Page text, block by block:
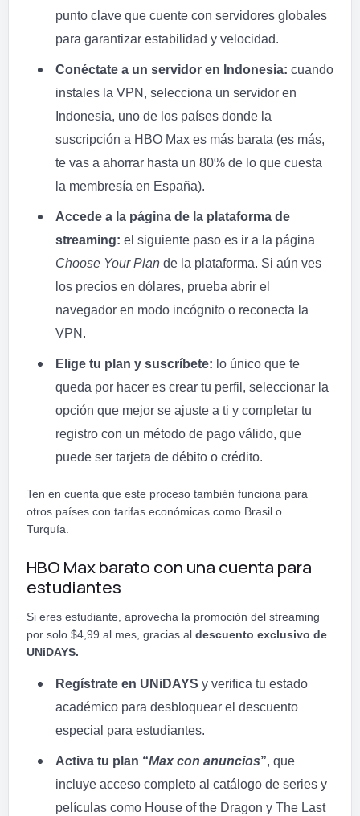
punto clave que cuente con servidores globales
para garantizar estabilidad y velocidad.
Conéctate a un servidor en Indonesia: cuando
instales la VPN, selecciona un servidor en
Indonesia, uno de los países donde la
suscripción a HBO Max es más barata (es más,
te vas a ahorrar hasta un 80% de lo que cuesta
la membresía en España).
Accede a la página de la plataforma de
streaming: el siguiente paso es ir a la página
Choose Your Plan de la plataforma. Si aún ves
los precios en dólares, prueba abrir el
navegador en modo incógnito o reconecta la
VPN.
Elige tu plan y suscríbete: lo único que te
queda por hacer es crear tu perfil, seleccionar la
opción que mejor se ajuste a ti y completar tu
registro con un método de pago válido, que
puede ser tarjeta de débito o crédito.
Ten en cuenta que este proceso también funciona para
otros países con tarifas económicas como Brasil o
Turquía.
HBO Max barato con una cuenta para
estudiantes
Si eres estudiante, aprovecha la promoción del streaming
por solo $4,99 al mes, gracias al descuento exclusivo de
UNiDAYS.
Regístrate en UNiDAYS y verifica tu estado
académico para desbloquear el descuento
especial para estudiantes.
Activa tu plan “Max con anuncios”, que
incluye acceso completo al catálogo de series y
películas como House of the Dragon y The Last